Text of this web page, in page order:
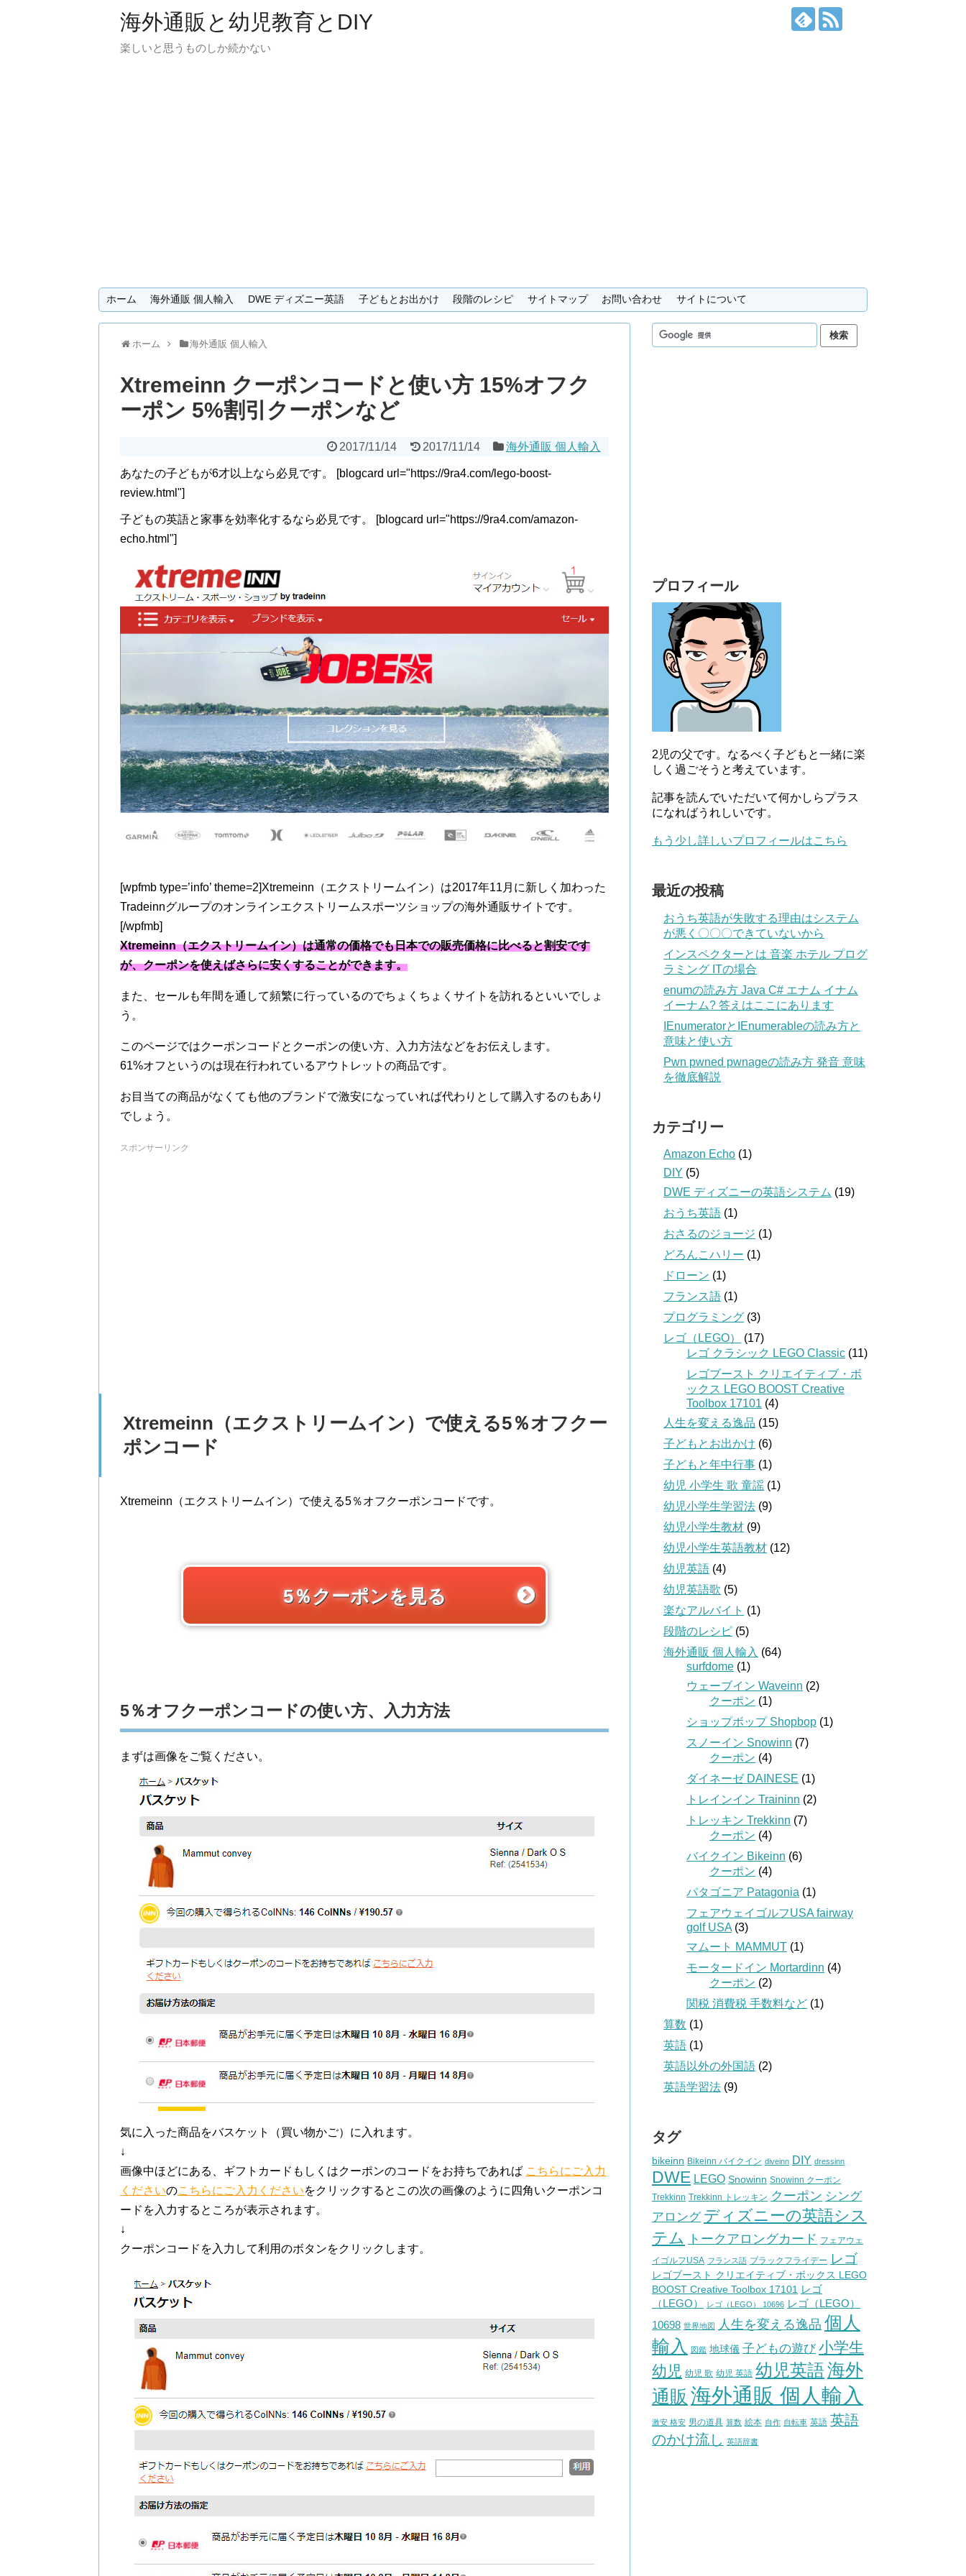
海外通販と幼児教育とDIY
楽しいと思うものしか続かない
ホーム 海外通販 個人輸入 DWE ディズニー英語 子どもとお出かけ 段階のレシピ サイトマップ お問い合わせ サイトについて
ホーム 海外通販 個人輸入
Xtremeinn クーポンコードと使い方 15%オフク
ーポン 5%割引クーポンなど
2017/11/14 2017/11/14 海外通販 個人輸入
あなたの子どもが6才以上なら必見です。 [blogcard url="https://9ra4.com/lego-boost-
review.html"]
子どもの英語と家事を効率化するなら必見です。 [blogcard url="https://9ra4.com/amazon-
echo.html"]
[wpfmb type=’info’ theme=2]Xtremeinn（エクストリームイン）は2017年11月に新しく加わった
Tradeinnグループのオンラインエクストリームスポーツショップの海外通販サイトです。
[/wpfmb]
Xtremeinn（エクストリームイン）は通常の価格でも日本での販売価格に比べると割安です
が、クーポンを使えばさらに安くすることができます。
また、セールも年間を通して頻繁に行っているのでちょくちょくサイトを訪れるといいでしょ
う。
このページではクーポンコードとクーポンの使い方、入力方法などをお伝えします。
61%オフというのは現在行われているアウトレットの商品です。
お目当ての商品がなくても他のブランドで激安になっていれば代わりとして購入するのもあり
でしょう。
スポンサーリンク
Xtremeinn（エクストリームイン）で使える5％オフクー
ポンコード
Xtremeinn（エクストリームイン）で使える5％オフクーポンコードです。
5％クーポンを見る
5％オフクーポンコードの使い方、入力方法
まずは画像をご覧ください。
気に入った商品をバスケット（買い物かご）に入れます。
↓
画像中ほどにある、ギフトカードもしくはクーポンのコードをお持ちであれば こちらにご入力
くださいのこちらにご入力くださいをクリックするとこの次の画像のように四角いクーポンコ
ードを入力するところが表示されます。
↓
クーポンコードを入力して利用のボタンをクリックします。
プロフィール
2児の父です。なるべく子どもと一緒に楽
しく過ごそうと考えています。
記事を読んでいただいて何かしらプラス
になればうれしいです。
もう少し詳しいプロフィールはこちら
最近の投稿
おうち英語が失敗する理由はシステム
が悪く〇〇〇できていないから
インスペクターとは 音楽 ホテル プログ
ラミング ITの場合
enumの読み方 Java C# エナム イナム
イーナム? 答えはここにあります
IEnumeratorとIEnumerableの読み方と
意味と使い方
Pwn pwned pwnageの読み方 発音 意味
を徹底解説
カテゴリー
Amazon Echo (1)
DIY (5)
DWE ディズニーの英語システム (19)
おうち英語 (1)
おさるのジョージ (1)
どろんこハリー (1)
ドローン (1)
フランス語 (1)
プログラミング (3)
レゴ（LEGO）
(17)
レゴ クラシック LEGO Classic (11)
レゴブースト クリエイティブ・ボ
ックス LEGO BOOST Creative
Toolbox 17101 (4)
人生を変える逸品 (15)
子どもとお出かけ (6)
子どもと年中行事 (1)
幼児 小学生 歌 童謡 (1)
幼児小学生学習法 (9)
幼児小学生教材 (9)
幼児小学生英語教材 (12)
幼児英語 (4)
幼児英語歌 (5)
楽なアルバイト (1)
段階のレシピ (5)
海外通販 個人輸入 (64)
surfdome (1)
ウェーブイン Waveinn (2)
クーポン (1)
ショップボップ Shopbop (1)
スノーイン Snowinn (7)
クーポン (4)
ダイネーゼ DAINESE (1)
トレインイン Traininn (2)
トレッキン Trekkinn (7)
クーポン (4)
バイクイン Bikeinn (6)
クーポン (4)
パタゴニア Patagonia (1)
フェアウェイゴルフUSA fairway
golf USA (3)
マムート MAMMUT (1)
モータードイン Mortardinn (4)
クーポン (2)
関税 消費税 手数料など (1)
算数 (1)
英語 (1)
英語以外の外国語 (2)
英語学習法 (9)
タグ
bikeinn Bikeinn バイクイン diveinn DIY dressinn
DWE LEGO Snowinn Snowinn クーポン
Trekkinn Trekkinn トレッキン クーポン シング
アロング ディズニーの英語シス
テム
トークアロングカード フェアウェ
イゴルフUSA フランス語 ブラックフライデー レゴ
レゴブースト クリエイティブ・ボックス LEGO
BOOST Creative Toolbox 17101 レゴ
（LEGO）
レゴ（LEGO） 10696 レゴ（LEGO）
10698 世界地図 人生を変える逸品 個人
輸入
図鑑 地球儀 子どもの遊び 小学生
幼児 幼児 歌 幼児 英語 幼児英語海外
通販 海外通販 個人輸入
激安 格安 男の道具 算数 絵本 自作 自転車 英語 英語
のかけ流し 英語辞書